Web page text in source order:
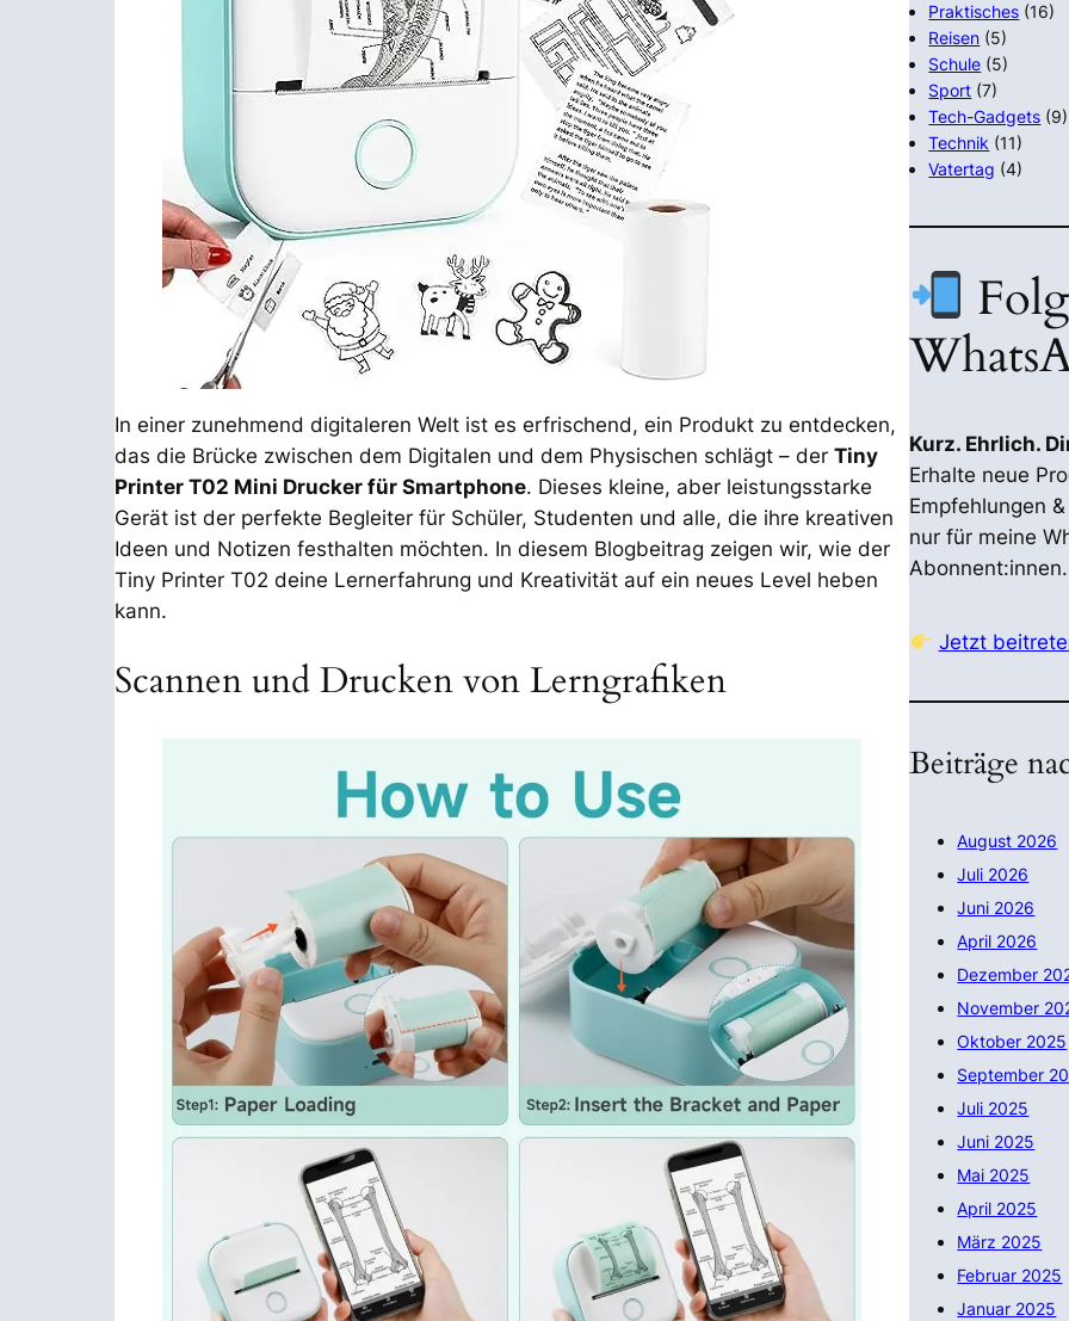
In einer zunehmend digitaleren Welt ist es erfrischend, ein Produkt zu entdecken,
das die Brücke zwischen dem Digitalen und dem Physischen schlägt – der Tiny
Printer T02 Mini Drucker für Smartphone. Dieses kleine, aber leistungsstarke
Gerät ist der perfekte Begleiter für Schüler, Studenten und alle, die ihre kreativen
Ideen und Notizen festhalten möchten. In diesem Blogbeitrag zeigen wir, wie der
Tiny Printer T02 deine Lernerfahrung und Kreativität auf ein neues Level heben
kann.
Scannen und Drucken von Lerngrafiken
Praktisches (16)
Reisen (5)
Schule (5)
Sport (7)
Tech-Gadgets (9)
Technik (11)
Vatertag (4)
Kurz. Ehrlich.
Erhalte neue
Empfehlungen
nur für meine
Abonnent:innen.
Jetzt
Beiträge
August 2026
Juli 2026
Juni 2026
April 2026
Dezember
November
Oktober 2025
September
Juli 2025
Juni 2025
Mai 2025
April 2025
März 2025
Februar 2025
Januar 2025